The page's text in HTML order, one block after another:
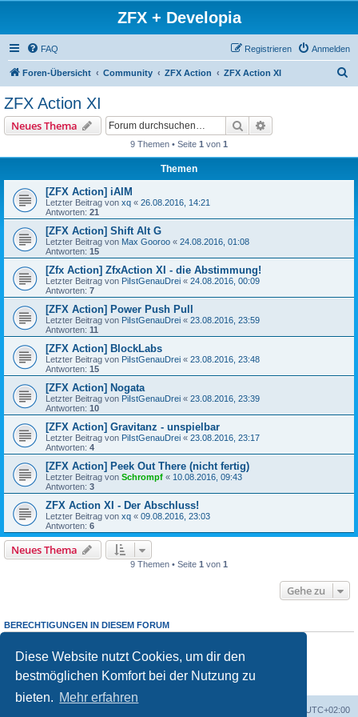
Diese Website nutzt Cookies, um dir den
bestmöglichen Komfort bei der Nutzung zu
bieten. Mehr erfahren
ZFX + Developia
FAQ Anmelden
Registrieren
Foren-Übersicht Community ZFX Action ZFX Action XI
ZFX Action XI
Neues Thema Suche
9 Themen • Seite 1 von 1
Themen
[ZFX Action] iAIM
Letzter Beitrag von xq « 26.08.2016, 14:21
Antworten: 21
[ZFX Action] Shift Alt G
Letzter Beitrag von Max Gooroo « 24.08.2016, 01:08
Antworten: 15
[Zfx Action] ZfxAction XI - die Abstimmung!
Letzter Beitrag von PiIstGenauDrei « 24.08.2016, 00:09
Antworten: 7
[ZFX Action] Power Push Pull
Letzter Beitrag von PiIstGenauDrei « 23.08.2016, 23:59
Antworten: 11
[ZFX Action] BlockLabs
Letzter Beitrag von PiIstGenauDrei « 23.08.2016, 23:48
Antworten: 15
[ZFX Action] Nogata
Letzter Beitrag von PiIstGenauDrei « 23.08.2016, 23:39
Antworten: 10
[ZFX Action] Gravitanz - unspielbar
Letzter Beitrag von PiIstGenauDrei « 23.08.2016, 23:17
Antworten: 4
[ZFX Action] Peek Out There (nicht fertig)
Letzter Beitrag von Schrompf « 10.08.2016, 09:43
Antworten: 3
ZFX Action XI - Der Abschluss!
Letzter Beitrag von xq « 09.08.2016, 23:03
Antworten: 6
Neues Thema
9 Themen • Seite 1 von 1
Gehe zu
BERECHTIGUNGEN IN DIESEM FORUM
Du darfst
keine Antworten zu Themen in diesem Forum erstellen.
Du darfst deine Beiträge in diesem Forumnichtändern.
Du darfst deine Beiträge in diesem Forum nicht löschen.
keine
UTC+02:00